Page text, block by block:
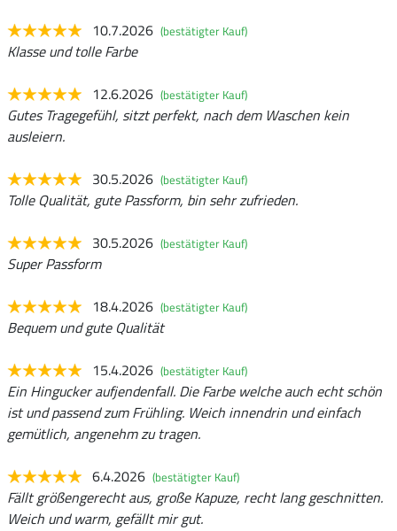
10.7.2026 (bestätigter Kauf)
Klasse und tolle Farbe
12.6.2026 (bestätigter Kauf)
Gutes Tragegefühl, sitzt perfekt, nach dem Waschen kein
ausleiern.
30.5.2026 (bestätigter Kauf)
Tolle Qualität, gute Passform, bin sehr zufrieden.
30.5.2026 (bestätigter Kauf)
Super Passform
18.4.2026 (bestätigter Kauf)
Bequem und gute Qualität
15.4.2026 (bestätigter Kauf)
Ein Hingucker aufjendenfall. Die Farbe welche auch echt schön
ist und passend zum Frühling. Weich innendrin und einfach
gemütlich, angenehm zu tragen.
6.4.2026 (bestätigter Kauf)
Fällt größengerecht aus, große Kapuze, recht lang geschnitten.
Weich und warm, gefällt mir gut.